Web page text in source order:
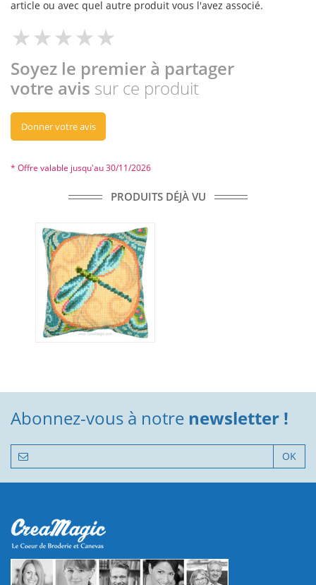
article ou avec quel autre produit vous l'avez associé.
Soyez le premier à partager
votre avis sur ce produit
Donner votre avis
* Offre valable jusqu'au 30/11/2026
PRODUITS DÉJÀ VU
Abonnez-vous à notre newsletter !
OK